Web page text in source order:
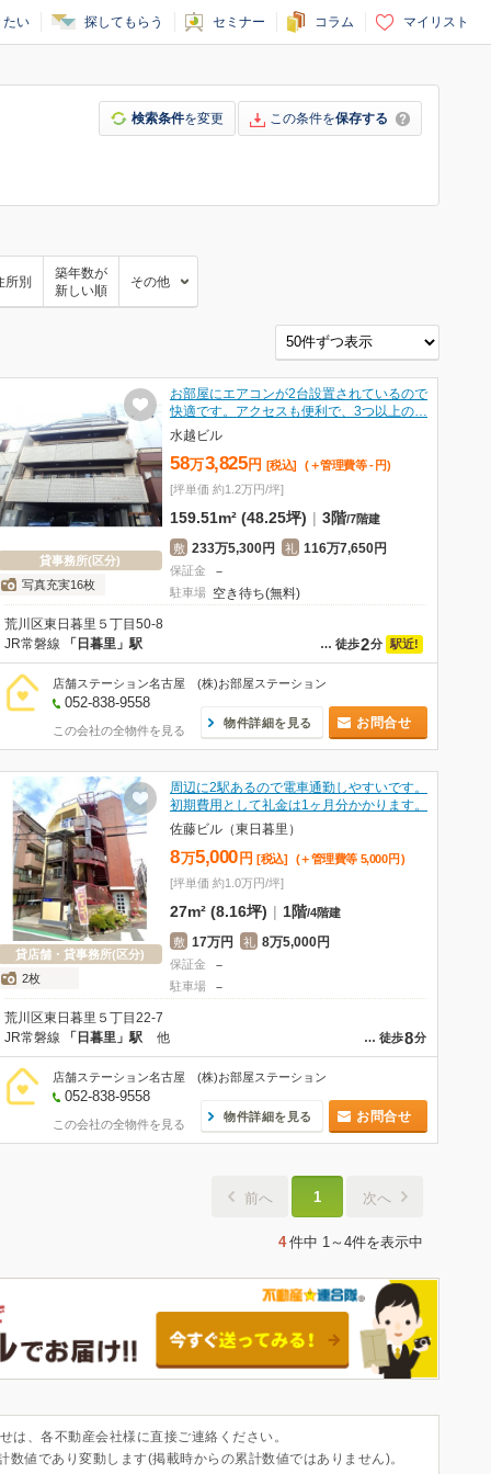
たい 探してもらう セミナー コラム マイリスト
検索条件を変更 この条件を保存する
所別
築年数が
新しい順
その他
貸事務所(区分)
写真充実16枚
お部屋にエアコンが2台設置されているので
快適です。アクセスも便利で、3つ以上の…
水越ビル
58万3,825 円 [税込] (＋管理費等 - 円)
[坪単価 約1.2万円/坪]
159.51m² (48.25坪) | 3階/7階建
敷 233万5,300円 礼 116万7,650円
保証金 －
駐車場 空き待ち(無料)
荒川区東日暮里５丁目50-8
… 徒歩2分 駅近!
JR常磐線 「日暮里」駅
店舗ステーション名古屋 (株)お部屋ステーション
052-838-9558
この会社の全物件を見る
物件詳細を見る お問合せ
貸店舗・貸事務所(区分)
2枚
周辺に2駅あるので電車通勤しやすいです。
初期費用として礼金は1ヶ月分かかります。
佐藤ビル（東日暮里）
8万5,000 円 [税込] (＋管理費等 5,000 円 )
[坪単価 約1.0万円/坪]
27m² (8.16坪) | 1階/4階建
敷 17万円 礼 8万5,000円
保証金 －
駐車場
－
荒川区東日暮里５丁目22-7
… 徒歩8分
JR常磐線 「日暮里」駅 他
店舗ステーション名古屋 (株)お部屋ステーション
052-838-9558
この会社の全物件を見る
物件詳細を見る お問合せ
前へ 1 次へ
4 件中 1～4件を表示中
、各不動産会社様に直接ご連絡ください。
値であり変動します(掲載時からの累計数値ではありません)。